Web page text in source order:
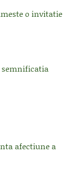
o invitatie
semnificatia
afectiune a